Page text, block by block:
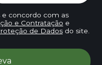
concordo com as
e Contratação e
de Dadosdo site.